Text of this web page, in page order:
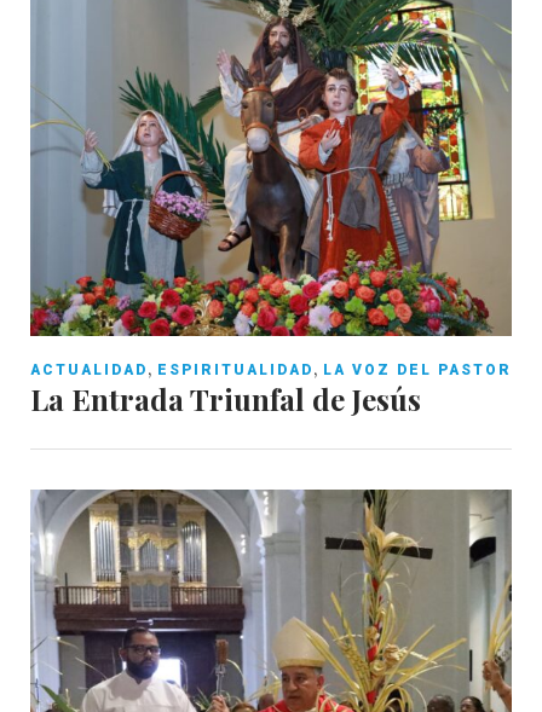
ACTUALIDAD , ESPIRITUALIDAD , LA VOZ DEL PASTOR
La Entrada Triunfal de Jesús